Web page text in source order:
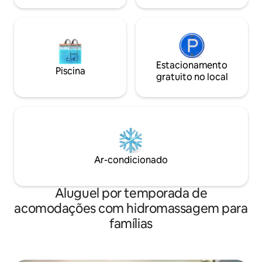
Piscina
Estacionamento
gratuito no local
Ar-condicionado
Aluguel por temporada de
acomodações com hidromassagem para
famílias